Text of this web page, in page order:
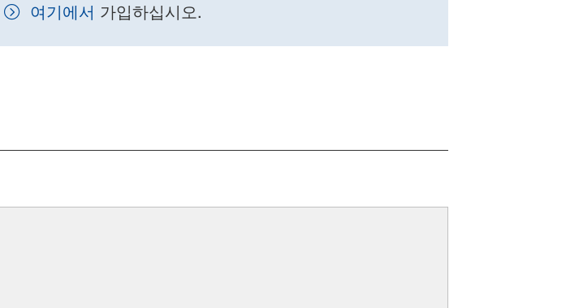
여기에서 가입하십시오.